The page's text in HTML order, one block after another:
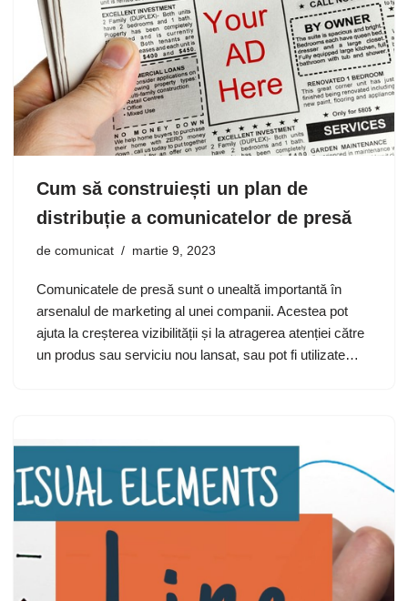
Cum să construiești un plan de
distribuție a comunicatelor de presă
de comunicat martie 9, 2023
Comunicatele de presă sunt o unealtă importantă în
arsenalul de marketing al unei companii. Acestea pot
ajuta la creșterea vizibilității și la atragerea atenției către
un produs sau serviciu nou lansat, sau pot fi utilizate…